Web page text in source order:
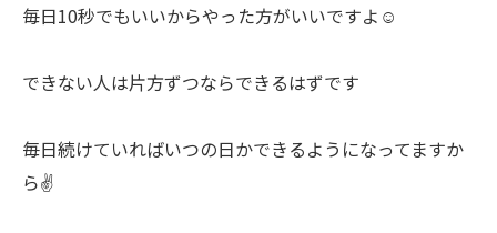
毎日10秒でもいいからやった方がいいですよ☺️
できない人は片方ずつならできるはずです
毎日続けていればいつの日かできるようになってますか
ら✌️